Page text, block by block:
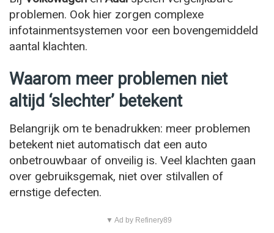
problemen. Ook hier zorgen complexe
infotainmentsystemen voor een bovengemiddeld
aantal klachten.
Waarom meer problemen niet
altijd ‘slechter’ betekent
Belangrijk om te benadrukken: meer problemen
betekent niet automatisch dat een auto
onbetrouwbaar of onveilig is. Veel klachten gaan
over gebruiksgemak, niet over stilvallen of
ernstige defecten.
▼ Ad by Refinery89